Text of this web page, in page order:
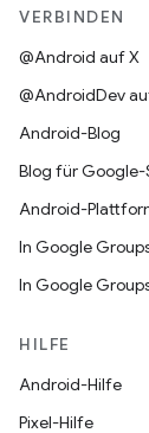
VERBINDEN
@Android auf X
@AndroidDev
Android-Blog
Blog für
Android-
In Google
In Google
HILFE
Android-Hilfe
Pixel-Hilfe